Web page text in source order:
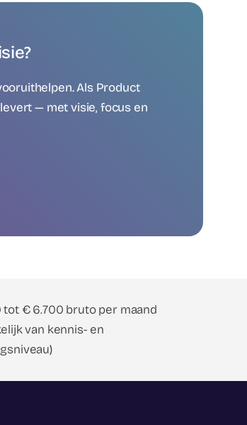
Als Product
— met visie, focus en
€ 6.700 bruto per maand
van kennis- en